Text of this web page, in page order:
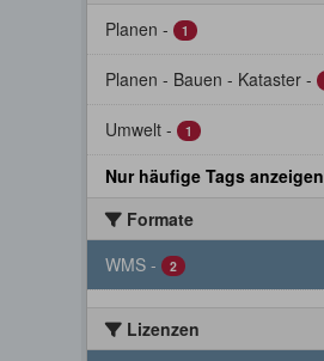
Planen - 1
Planen - Bauen - Kataster -
Umwelt - 1
Nur häufige Tags anzeigen
Formate
WMS - 2
Lizenzen